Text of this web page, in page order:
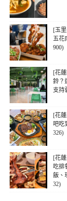
[玉
五花
900)
[花
鈴？
支持
[花
吧吃
326)
[花
吃排
飯、
32)